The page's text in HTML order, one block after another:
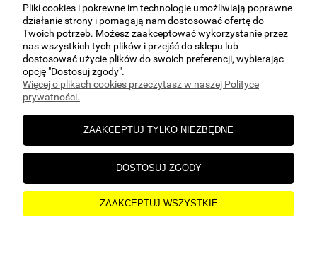
E-MAIL
sklep@hgs24.pl
Pliki cookies i pokrewne im technologie umożliwiają poprawne
działanie strony i pomagają nam dostosować ofertę do
Twoich potrzeb. Możesz zaakceptować wykorzystanie przez
nas wszystkich tych plików i przejść do sklepu lub
dostosować użycie plików do swoich preferencji, wybierając
opcję "Dostosuj zgody".
Więcej o plikach cookies przeczytasz w naszej Polityce
prywatności.
ZAAKCEPTUJ TYLKO NIEZBĘDNE
DOSTOSUJ ZGODY
ZAAKCEPTUJ WSZYSTKIE